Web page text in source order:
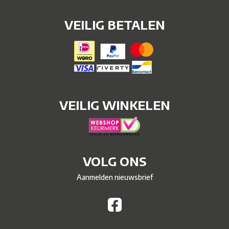
VEILIG BETALEN
VEILIG WINKELEN
VOLG ONS
Aanmelden nieuwsbrief